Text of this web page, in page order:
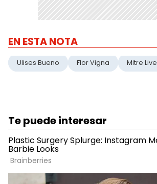
EN ESTA NOTA
Ulises Bueno Flor Vigna Mitre Live